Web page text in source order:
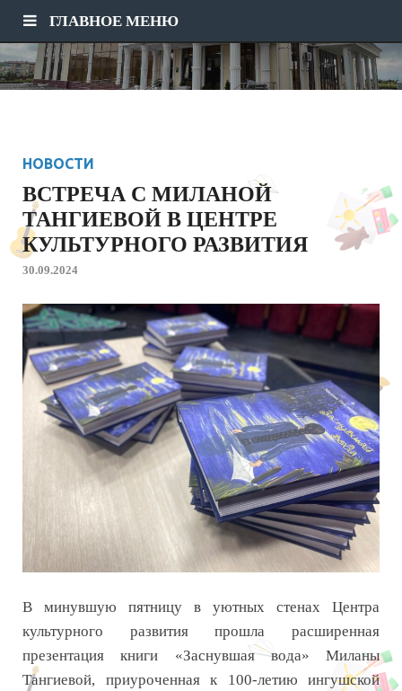
ГЛАВНОЕ МЕНЮ
НОВОСТИ
ВСТРЕЧА С МИЛАНОЙ
ТАНГИЕВОЙ В ЦЕНТРЕ
КУЛЬТУРНОГО РАЗВИТИЯ
30.09.2024
В минувшую пятницу в уютных стенах Центра
культурного развития прошла расширенная
презентация книги «Заснувшая вода» Миланы
Тангиевой, приуроченная к 100-летию ингушской